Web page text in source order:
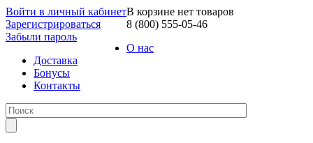
Войти в личный кабинет
Зарегистрироваться
Забыли пароль
В корзине нет товаров
8 (800) 555-05-46
О нас
Доставка
Бонусы
Контакты